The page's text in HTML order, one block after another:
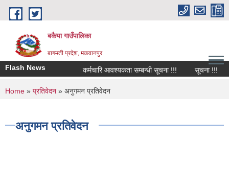
Skip to main content
बकैया गाउँपालिका
बागमती प्रदेश, मकवानपुर
Flash News कर्मचारि आवश्यकता सम्बन्धी सूचना !!! सूचना !!!
You are here
Home » प्रतिवेदन » अनुगमन प्रतिवेदन
अनुगमन प्रतिवेदन